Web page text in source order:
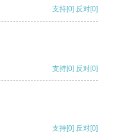
支持[0] 反对[0]
支持[0] 反对[0]
支持[0] 反对[0]